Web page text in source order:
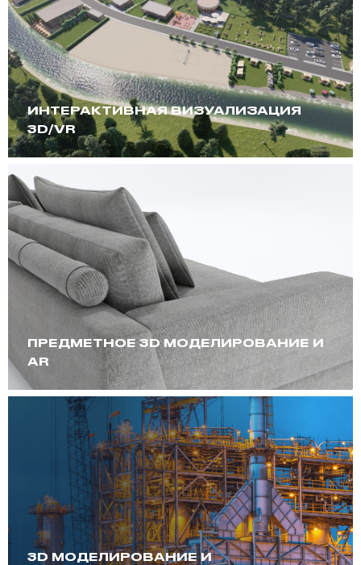
ИНТЕРАКТИВНАЯ ВИЗУАЛИЗАЦИЯ
3D/VR
ПРЕДМЕТНОЕ 3D МОДЕЛИРОВАНИЕ И
AR
3D МОДЕЛИРОВАНИЕ И